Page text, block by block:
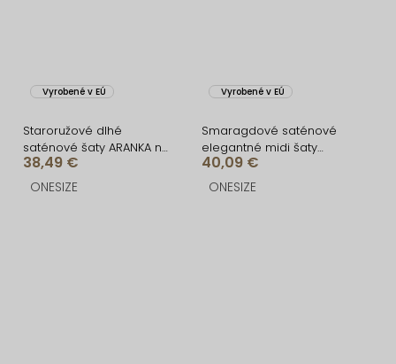
Vyrobené v EÚ
Staroružové dlhé
saténové šaty ARANKA na
ramienka
38,49 €
ONESIZE
Vyrobené v EÚ
Smaragdové saténové
elegantné midi šaty
SIMUEL so šnurovaním
40,09 €
ONESIZE